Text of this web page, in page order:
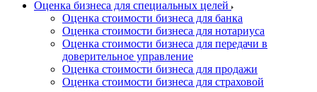
Оценка бизнеса для специальных целей
Оценка стоимости бизнеса для банка
Оценка стоимости бизнеса для нотариуса
Оценка стоимости бизнеса для передачи в
доверительное управление
Оценка стоимости бизнеса для продажи
Оценка стоимости бизнеса для страховой